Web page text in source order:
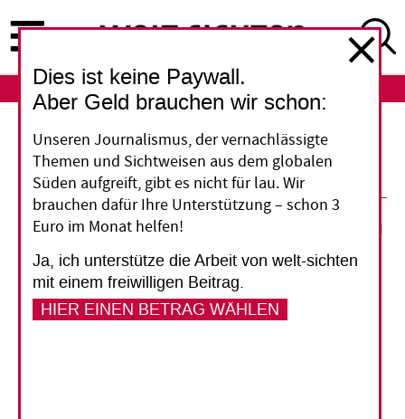
zum
Inhalt
ABO
Alles ganz normal
22. Januar 2014
Vorlesen
Dies ist keine Paywall.
Aber Geld brauchen wir schon:
Unseren Journalismus, der vernachlässigte
Themen und Sichtweisen aus dem globalen
Süden aufgreift, gibt es nicht für lau. Wir
brauchen dafür Ihre Unterstützung – schon 3
Euro im Monat helfen!
Ja, ich unterstütze die Arbeit von welt-sichten
mit einem freiwilligen Beitrag.
HIER EINEN BETRAG WÄHLEN